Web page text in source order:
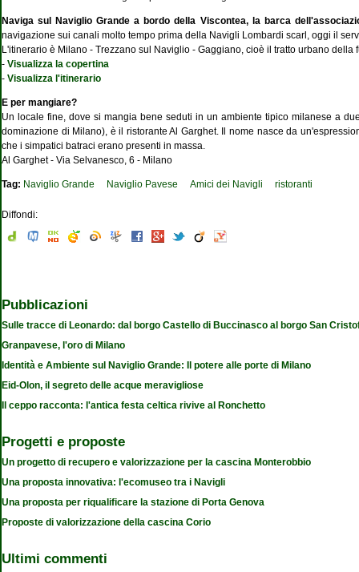
Naviga sul Naviglio Grande a bordo della Viscontea, la barca
navigazione sui canali molto tempo prima della Navigli Lombardi scarl, oggi il
L'itinerario è Milano - Trezzano sul Naviglio - Gaggiano, cioè il tratto urbano
- Visualizza la copertina
- Visualizza l'itinerario
E per mangiare?
Un locale fine, dove si mangia bene seduti in un ambiente tipico milanese a
dominazione di Milano), è il ristorante Al Garghet. Il nome nasce da
che i simpatici batraci erano presenti in massa.
Al Garghet - Via Selvanesco, 6 - Milano
Tag: Naviglio Grande Naviglio Pavese Amici dei Navigli ristoranti
Diffondi:
Pubblicazioni
Sulle tracce di Leonardo: dal borgo Castello di Buccinasco al borgo San
Granpavese, l'oro di Milano
Identità e Ambiente sul Naviglio Grande: Il potere alle porte di Milano
Eid-Olon, il segreto delle acque meravigliose
Il ceppo racconta: l'antica festa celtica rivive al Ronchetto
Progetti e proposte
Un progetto di recupero e valorizzazione per la cascina Monterobbio
Una proposta innovativa: l'ecomuseo tra i Navigli
Una proposta per riqualificare la stazione di Porta Genova
Proposte di valorizzazione della cascina Corio
Ultimi commenti